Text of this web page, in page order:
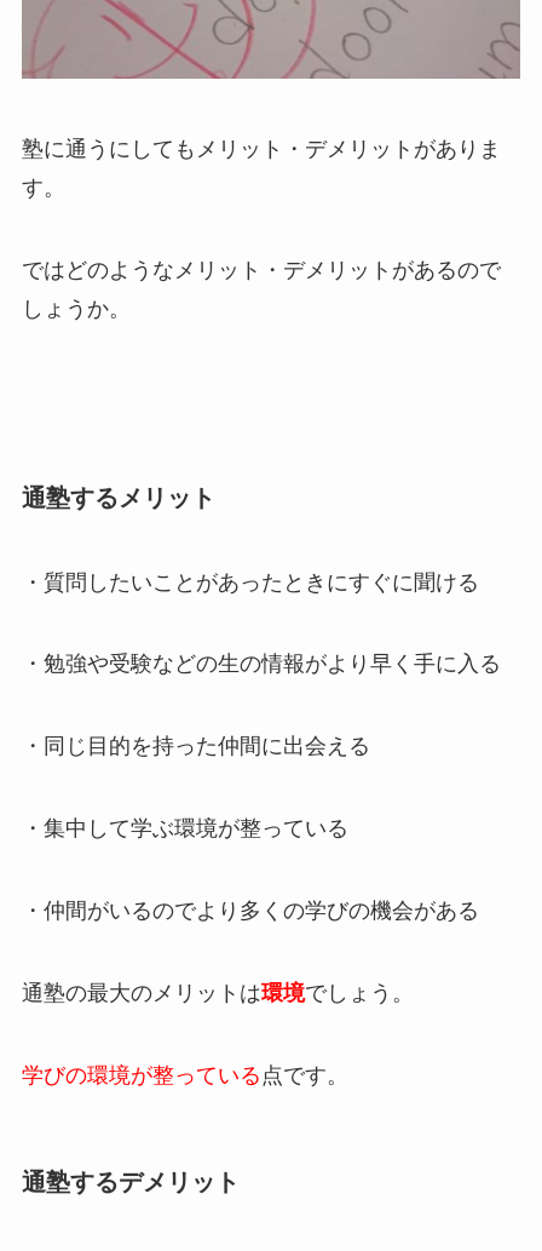
塾に通うにしてもメリット・デメリットがありま
す。
ではどのようなメリット・デメリットがあるので
しょうか。
通塾するメリット
・質問したいことがあったときにすぐに聞ける
・勉強や受験などの生の情報がより早く手に入る
・同じ目的を持った仲間に出会える
・集中して学ぶ環境が整っている
・仲間がいるのでより多くの学びの機会がある
通塾の最大のメリットは環境でしょう。
学びの環境が整っている 点です。
通塾するデメリット